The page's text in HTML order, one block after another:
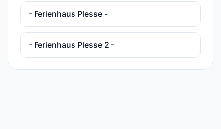
- Ferienhaus Plesse -
- Ferienhaus Plesse 2 -